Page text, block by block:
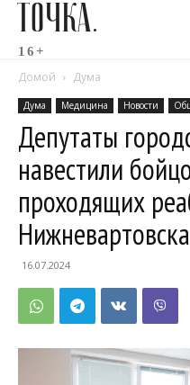
ТОЧКА.
16+
Домой Дума
Дума Медицина Новости
Депутаты
навестили
проходящих
Нижневартовска
16.07.2024